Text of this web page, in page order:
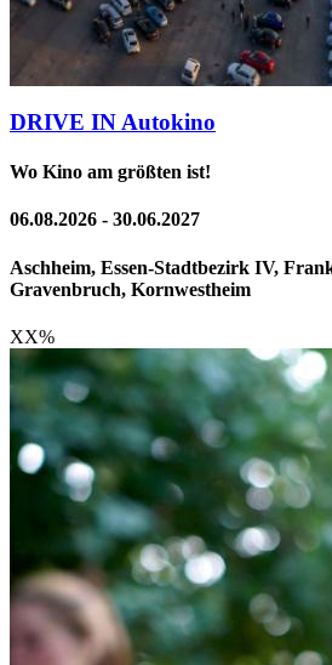
DRIVE IN Autokino
Wo Kino am größten ist!
06.08.2026 - 30.06.2027
Aschheim, Essen-Stadtbezirk IV,
Gravenbruch, Kornwestheim
XX%